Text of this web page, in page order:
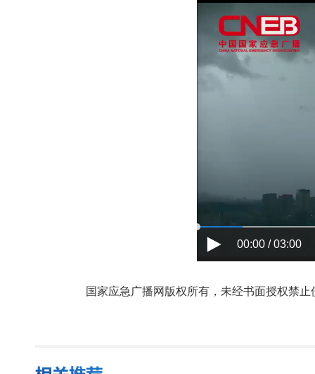
00:00 / 03:00
国家应急广播网版权所有，未经书面授权禁